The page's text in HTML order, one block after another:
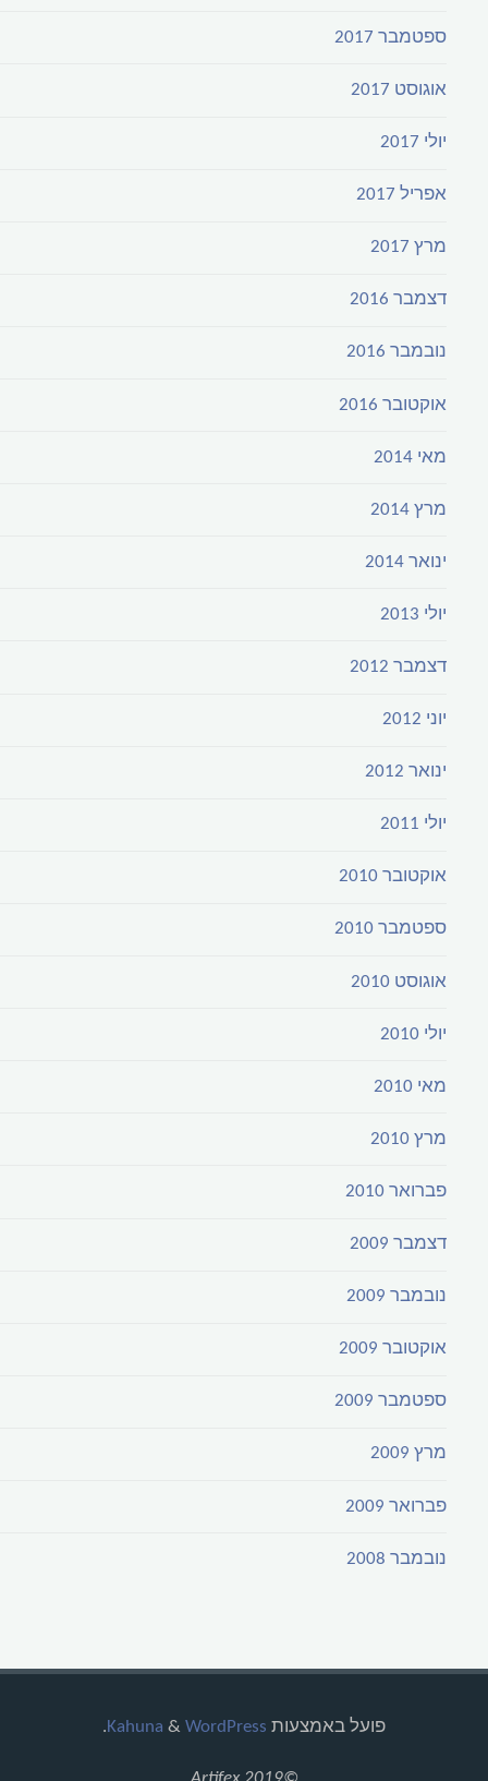
ספטמבר 2017
אוגוסט 2017
יולי 2017
אפריל 2017
מרץ 2017
דצמבר 2016
נובמבר 2016
אוקטובר 2016
מאי 2014
מרץ 2014
ינואר 2014
יולי 2013
דצמבר 2012
יוני 2012
ינואר 2012
יולי 2011
אוקטובר 2010
ספטמבר 2010
אוגוסט 2010
יולי 2010
מאי 2010
מרץ 2010
פברואר 2010
דצמבר 2009
נובמבר 2009
אוקטובר 2009
ספטמבר 2009
מרץ 2009
פברואר 2009
נובמבר 2008
פועל באמצעות & WordPress
.